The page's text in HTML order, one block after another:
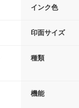
インク色
印面サイズ
種類
機能